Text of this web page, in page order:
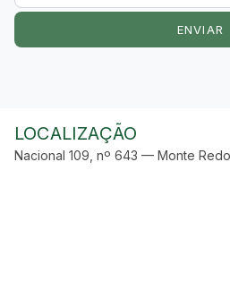
ENVIAR
LOCALIZAÇÃO
Nacional 109, nº 643 — Monte